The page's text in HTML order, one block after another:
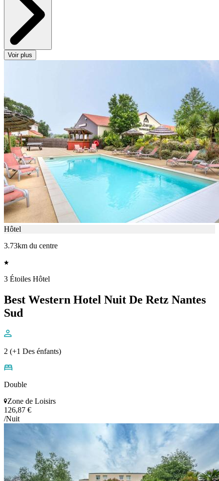
Voir plus
Hôtel
3.73km du centre
3 Étoiles Hôtel
Best Western Hotel Nuit De Retz Nantes
Sud
2 (+1 Des énfants)
Double
Zone de Loisirs
126,87 €
/Nuit